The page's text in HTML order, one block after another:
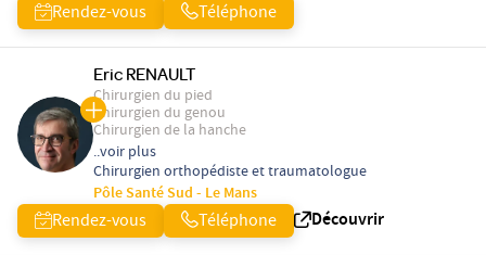
Rendez-vous Téléphone
Eric RENAULT
Chirurgien du pied
Chirurgien du genou
Chirurgien de la hanche
..voir plus
Chirurgien orthopédiste et traumatologue
Pôle Santé Sud - Le Mans
Rendez-vous Téléphone Découvrir